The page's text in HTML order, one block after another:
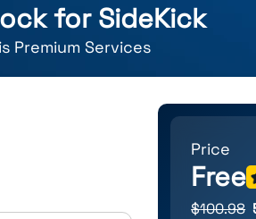
for SideKick
Premium Services
Price
Free
$100.98